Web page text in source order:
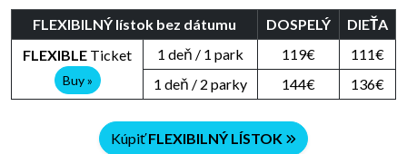
FLEXIBILNÝ lístok bez dátumu DOSPELÝ
DIEŤA
FLEXIBLE Ticket
Buy »
1 deň / 1 park 119€
111€
1 deň / 2 parky
144€ 136€
KúpiťFLEXIBILNÝ LÍSTOK